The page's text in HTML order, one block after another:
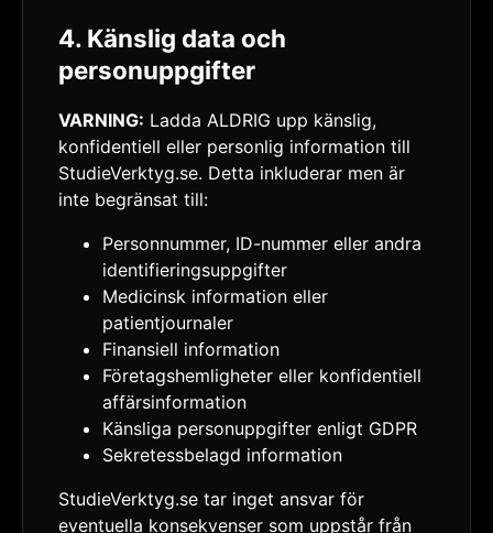
4. Känslig data och
personuppgifter
VARNING: Ladda ALDRIG upp känslig,
konfidentiell eller personlig information till
StudieVerktyg.se. Detta inkluderar men är
inte begränsat till:
Personnummer, ID-nummer eller andra
identifieringsuppgifter
Medicinsk information eller
patientjournaler
Finansiell information
Företagshemligheter eller konfidentiell
affärsinformation
Känsliga personuppgifter enligt GDPR
Sekretessbelagd information
StudieVerktyg.se tar inget ansvar för
eventuella konsekvenser som uppstår från